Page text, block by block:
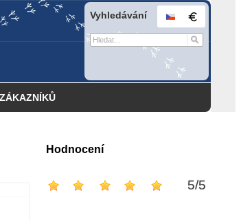
Vyhledávání
Hodnocení
5/5